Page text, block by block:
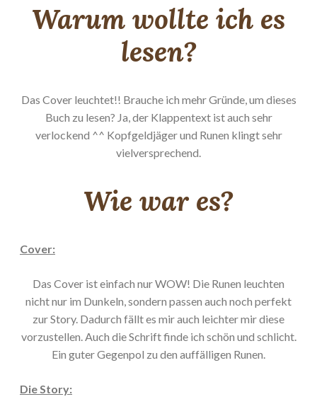
Warum wollte ich es
lesen?
Das Cover leuchtet!! Brauche ich mehr Gründe, um dieses
Buch zu lesen? Ja, der Klappentext ist auch sehr
verlockend ^^ Kopfgeldjäger und Runen klingt sehr
vielversprechend.
Wie war es?
Cover:
Das Cover ist einfach nur WOW! Die Runen leuchten
nicht nur im Dunkeln, sondern passen auch noch perfekt
zur Story. Dadurch fällt es mir auch leichter mir diese
vorzustellen. Auch die Schrift finde ich schön und schlicht.
Ein guter Gegenpol zu den auffälligen Runen.
Die Story: